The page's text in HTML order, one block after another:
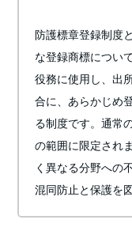
防護標章登録制度
な登録商標につい
役務に使用し、出
合に、あらかじめ
る制度です。通常
の範囲に限定され
く異なる分野への
混同防止と保護を